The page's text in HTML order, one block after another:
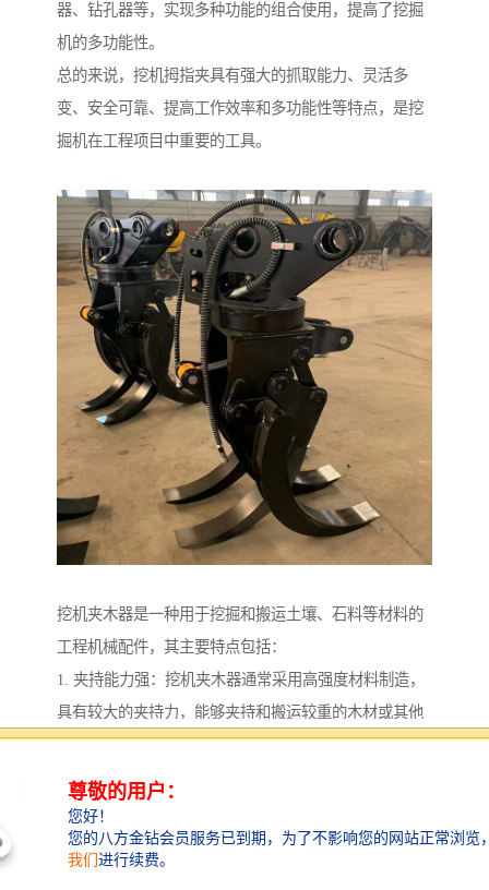
器、钻孔器等，实现多种功能的组合使用，提高了挖掘
机的多功能性。
总的来说，挖机拇指夹具有强大的抓取能力、灵活多
变、安全可靠、提高工作效率和多功能性等特点，是挖
掘机在工程项目中重要的工具。
挖机夹木器是一种用于挖掘和搬运土壤、石料等材料的
工程机械配件，其主要特点包括：
1. 夹持能力强：挖机夹木器通常采用高强度材料制造，
具有较大的夹持力，能够夹持和搬运较重的木材或其他
材料。
2. 夹持范围广：挖机夹木器的夹持范围通常较大，能够
夹持不同尺寸和形状的木材或其他材料，提高了工作的
灵活性和效率。